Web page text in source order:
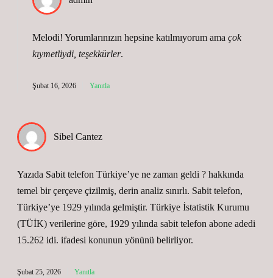
Melodi! Yorumlarınızın hepsine katılmıyorum ama çok
kıymetliydi, teşekkürler.
Şubat 16, 2026 Yanıtla
Sibel Cantez
Yazıda Sabit telefon Türkiye’ye ne zaman geldi ? hakkında
temel bir çerçeve çizilmiş, derin analiz sınırlı. Sabit telefon,
Türkiye’ye 1929 yılında gelmiştir. Türkiye İstatistik Kurumu
(TÜİK) verilerine göre, 1929 yılında sabit telefon abone adedi
15.262 idi. ifadesi konunun yönünü belirliyor.
Şubat 25, 2026 Yanıtla